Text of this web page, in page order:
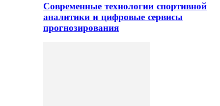
Современные технологии спортивной
аналитики и цифровые сервисы
прогнозирования